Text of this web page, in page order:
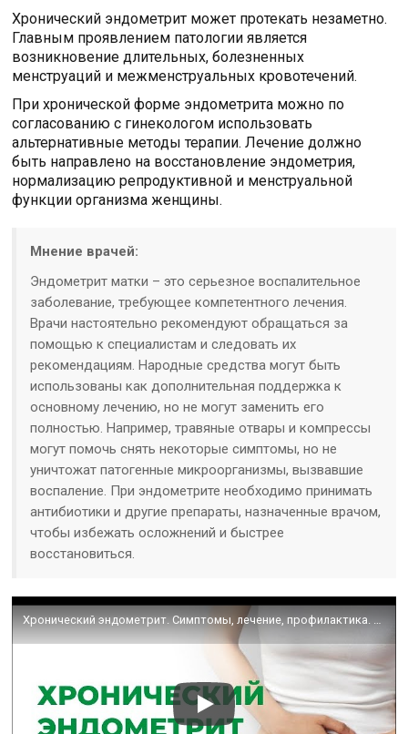
Хронический эндометрит может протекать незаметно.
Главным проявлением патологии является
возникновение длительных, болезненных
менструаций и межменструальных кровотечений.
При хронической форме эндометрита можно по
согласованию с гинекологом использовать
альтернативные методы терапии. Лечение должно
быть направлено на восстановление эндометрия,
нормализацию репродуктивной и менструальной
функции организма женщины.
Мнение врачей:
Эндометрит матки – это серьезное воспалительное
заболевание, требующее компетентного лечения.
Врачи настоятельно рекомендуют обращаться за
помощью к специалистам и следовать их
рекомендациям. Народные средства могут быть
использованы как дополнительная поддержка к
основному лечению, но не могут заменить его
полностью. Например, травяные отвары и компрессы
могут помочь снять некоторые симптомы, но не
уничтожат патогенные микроорганизмы, вызвавшие
воспаление. При эндометрите необходимо принимать
антибиотики и другие препараты, назначенные врачом,
чтобы избежать осложнений и быстрее
восстановиться.